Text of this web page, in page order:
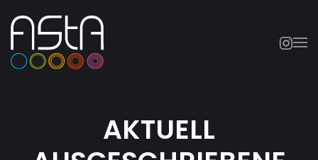
Skip to main content
AKTUELL